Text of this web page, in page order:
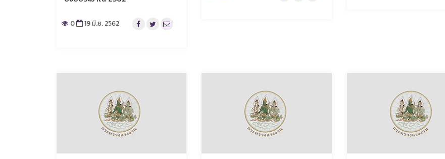
0 19 มิ.ย. 2562